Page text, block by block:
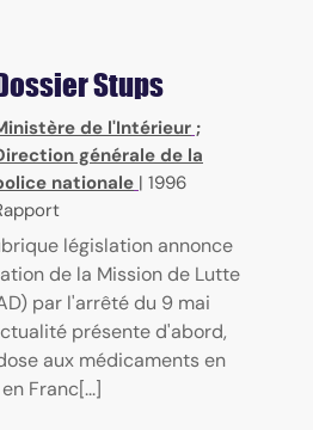
Stups
de l'Intérieur ;
générale de la
nationale | 1996
législation annonce
de la Mission de Lutte
par l'arrêté du 9 mai
présente d'abord,
aux médicaments en
Franc[...]